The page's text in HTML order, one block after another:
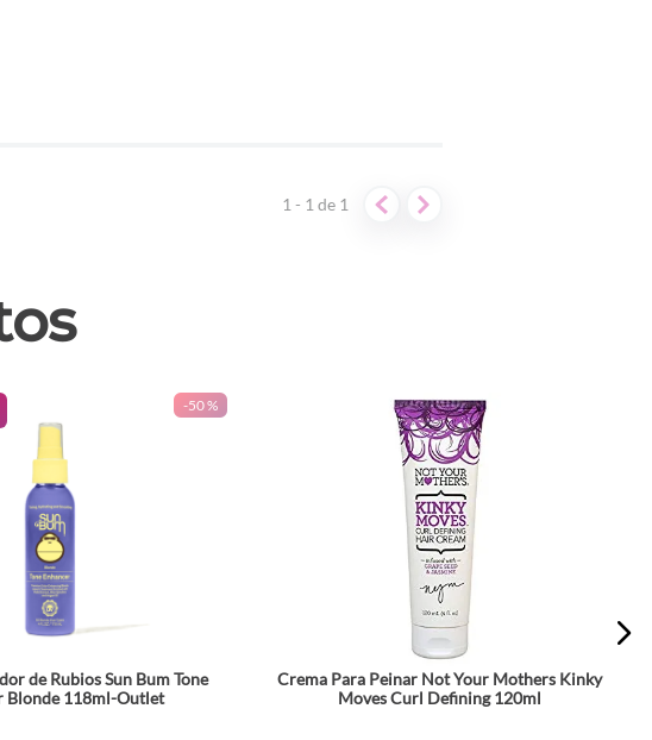
1 - 1de 1
-50 %
de Rubios Sun Bum Tone
Blonde 118ml-Outlet
Crema Para Peinar Not Your Mothers Kinky
Moves Curl Defining 120ml